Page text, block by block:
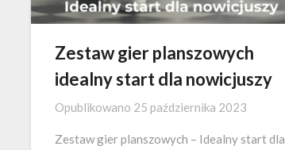
Zestaw gier planszowych
idealny start dla nowicjuszy
Opublikowano 25 października 2023
Zestaw gier planszowych – Idealny start dla